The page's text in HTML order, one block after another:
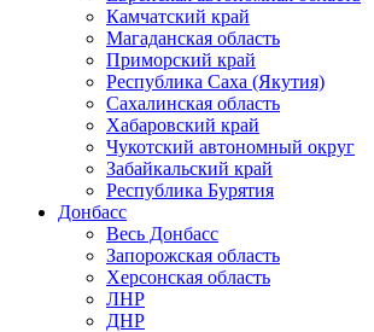
Камчатский край
Магаданская область
Приморский край
Республика Саха (Якутия)
Сахалинская область
Хабаровский край
Чукотский автономный округ
Забайкальский край
Республика Бурятия
Донбасс
Весь Донбасс
Запорожская область
Херсонская область
ЛНР
ДНР